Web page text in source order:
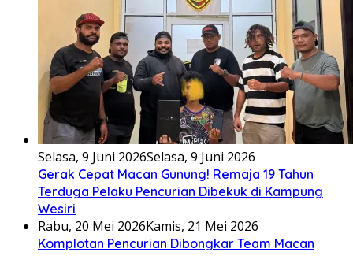
Selasa, 9 Juni 2026Selasa, 9 Juni 2026
Gerak Cepat Macan Gunung! Remaja 19 Tahun
Terduga Pelaku Pencurian Dibekuk di Kampung
Wesiri
Rabu, 20 Mei 2026Kamis, 21 Mei 2026
Komplotan Pencurian Dibongkar Team Macan